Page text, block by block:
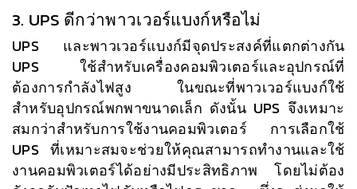
3. UPS ดีกว่าพาวเวอร์แบงก์หรือไม่
UPS และพาวเวอร์แบงก์มีจุดประสงค์ที่แตกต่างกัน
UPS ใช้สำหรับเครื่องคอมพิวเตอร์และอุปกรณ์ที่
ต้องการกำลังไฟสูง ในขณะที่พาวเวอร์แบงก์ใช้
สำหรับอุปกรณ์พกพาขนาดเล็ก ดังนั้น UPS จึงเหมาะ
สมกว่าสำหรับการใช้งานคอมพิวเตอร์ การเลือกใช้
UPS ที่เหมาะสมจะช่วยให้คุณสามารถทำงานและใช้
งานคอมพิวเตอร์ได้อย่างมีประสิทธิภาพ โดยไม่ต้อง